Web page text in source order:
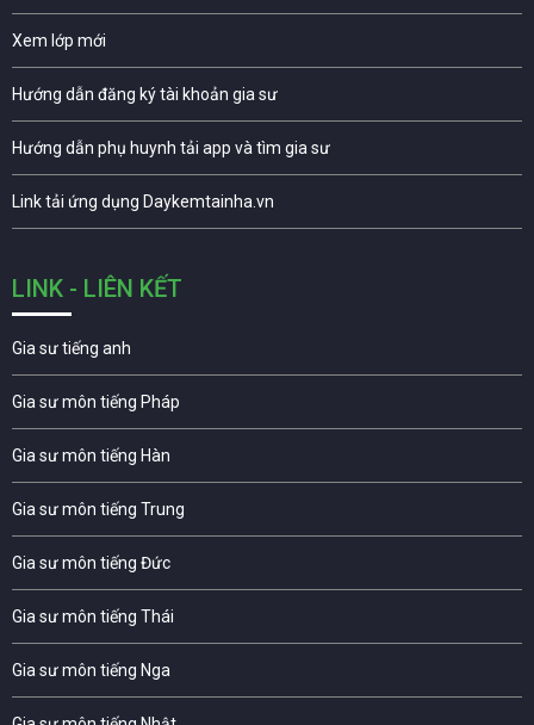
Xem lớp mới
Hướng dẫn đăng ký tài khoản gia sư
Hướng dẫn phụ huynh tải app và tìm gia sư
Link tải ứng dụng Daykemtainha.vn
LINK - LIÊN KẾT
Gia sư tiếng anh
Gia sư môn tiếng Pháp
Gia sư môn tiếng Hàn
Gia sư môn tiếng Trung
Gia sư môn tiếng Đức
Gia sư môn tiếng Thái
Gia sư môn tiếng Nga